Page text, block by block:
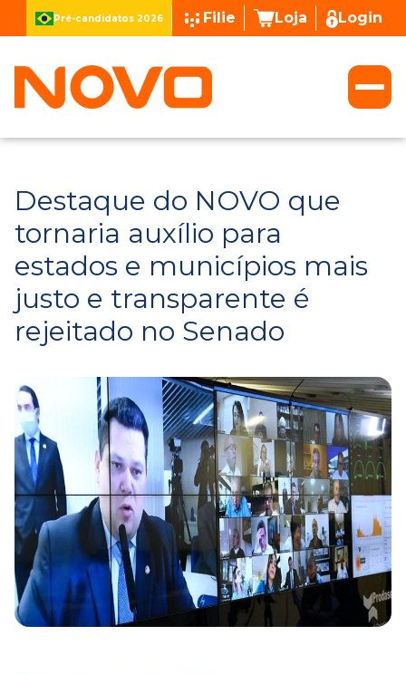
Pré-candidatos 2026 Filie Loja Login
Destaque do NOVO que
tornaria auxílio para
estados e municípios mais
justo e transparente é
rejeitado no Senado